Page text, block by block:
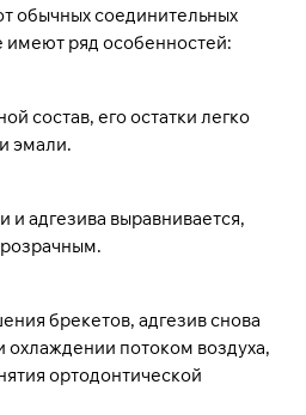
обычных соединительных
имеют ряд особенностей:
состав, его остатки легко
эмали.
и адгезива выравнивается,
брекетов, адгезив снова
охлаждении потоком воздуха,
ортодонтической